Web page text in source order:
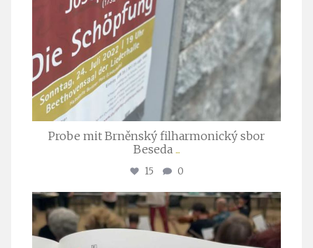
Probe mit Brněnský filharmonický sbor
Beseda ...
15 0
stuttgarter_oratorienchor
Juli 23